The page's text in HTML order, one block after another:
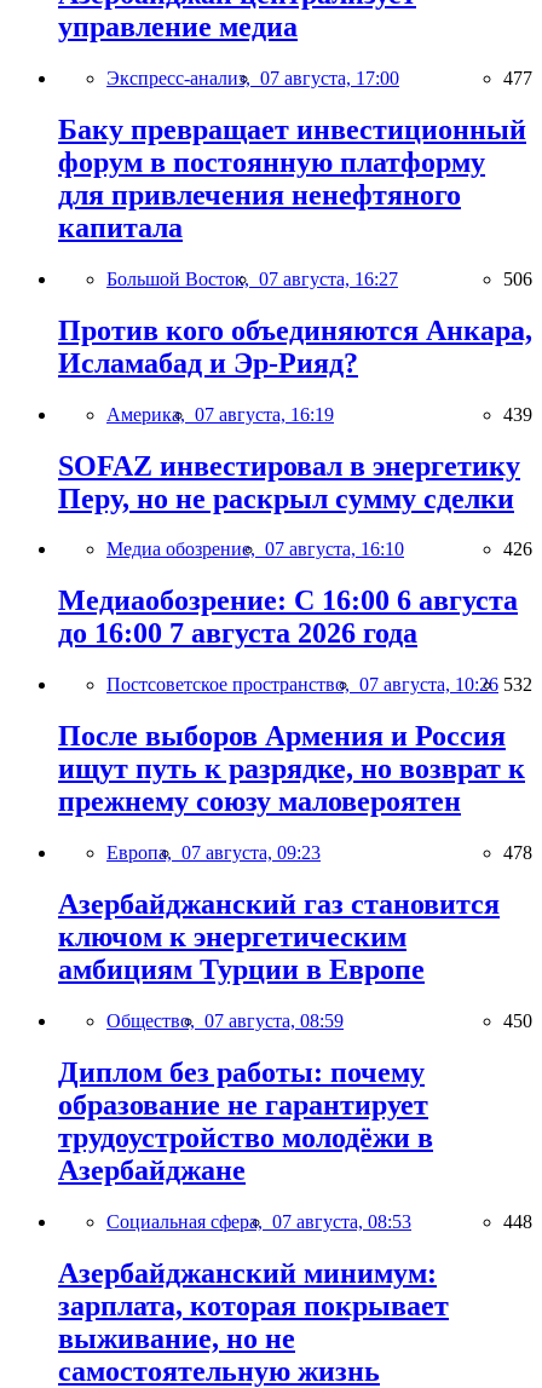
управление медиа
Экспресс-анализ, 07 августа, 17:00 477
Баку превращает инвестиционный
форум в постоянную платформу
для привлечения ненефтяного
капитала
Большой Восток, 07 августа, 16:27 506
Против кого объединяются Анкара,
Исламабад и Эр-Рияд?
Америка, 07 августа, 16:19 439
SOFAZ инвестировал в энергетику
Перу, но не раскрыл сумму сделки
Медиа обозрение, 07 августа, 16:10 426
Медиаобозрение: С 16:00 6 августа
до 16:00 7 августа 2026 года
Постсоветское пространство, 07 августа, 10:26 532
После выборов Армения и Россия
ищут путь к разрядке, но возврат к
прежнему союзу маловероятен
Европа, 07 августа, 09:23 478
Азербайджанский газ становится
ключом к энергетическим
амбициям Турции в Европе
Общество, 07 августа, 08:59 450
Диплом без работы: почему
образование не гарантирует
трудоустройство молодёжи в
Азербайджане
Социальная сфера, 07 августа, 08:53 448
Азербайджанский минимум:
зарплата, которая покрывает
выживание, но не
самостоятельную жизнь